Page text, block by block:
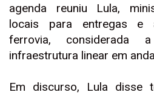
agenda reuniu Lula,
locais para entregas e
ferrovia,
infraestrutura linear em
Em discurso, Lula disse